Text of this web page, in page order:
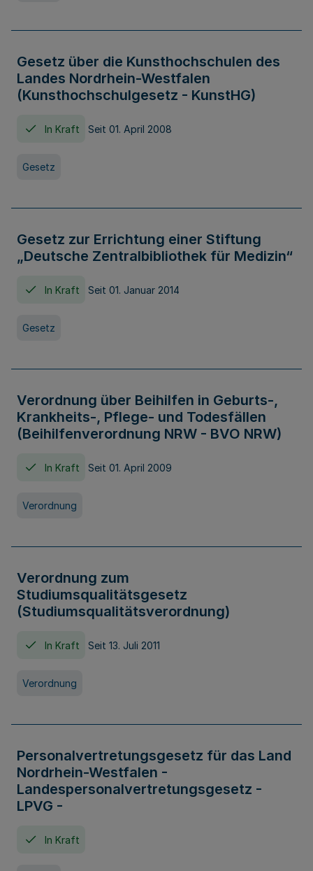
Gesetz über die Kunsthochschulen des
Landes Nordrhein-Westfalen
(Kunsthochschulgesetz - KunstHG)
In Kraft Seit 01. April 2008
Gesetz
Gesetz zur Errichtung einer Stiftung
„Deutsche Zentralbibliothek für Medizin“
In Kraft Seit 01. Januar 2014
Gesetz
Verordnung über Beihilfen in Geburts-,
Krankheits-, Pflege- und Todesfällen
(Beihilfenverordnung NRW - BVO NRW)
In Kraft Seit 01. April 2009
Verordnung
Verordnung zum
Studiumsqualitätsgesetz
(Studiumsqualitätsverordnung)
In Kraft Seit 13. Juli 2011
Verordnung
Personalvertretungsgesetz für das Land
Nordrhein-Westfalen -
Landespersonalvertretungsgesetz -
LPVG -
In Kraft